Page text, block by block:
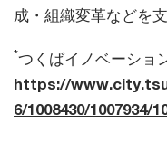
成・組織変革などを支
*つくばイノベーショ
https://
6/1008430/1007934/